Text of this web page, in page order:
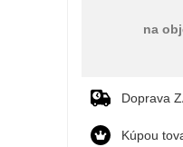
na
Doprava
Kúpou